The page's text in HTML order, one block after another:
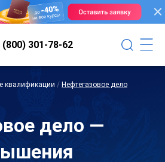
(800) 301-78-62
квалификации / Нефтегазовое дело
дело —